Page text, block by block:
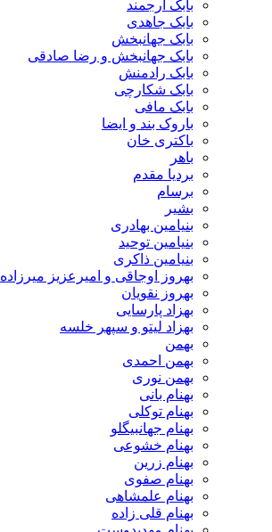
بابک ارجمند
بابک جاهدی
بابک جهانبخش
بابک جهانبخش و رضا صادقی
بابک رادمنش
بابک شکارچی
بابک مافی
باروک بند و ایضا
باکتری خان
باهر
بردیا مقدم
برسام
بشیر
بنیامین بهادری
بنیامین توحید
بنیامین ذاکری
بهروز اوجاقی و امیرعزیز میرزاده
بهروز نقویان
بهزاد پارسایی
بهزاد لیتو و سپهر خلسه
بهمن
بهمن احمدی
بهمن نوری
بهنام بانی
بهنام توکلی
بهنام جهانبیگلو
بهنام خشوعی
بهنام زرین
بهنام صفوی
بهنام علمشاهی
بهنام قلی زاده